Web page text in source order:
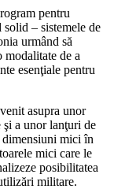
pentru
– sistemele de
urmând să
modalitate de a
esenţiale pentru
asupra unor
şi a unor lanţuri de
mici în
mici care le
posibilitatea
militare.